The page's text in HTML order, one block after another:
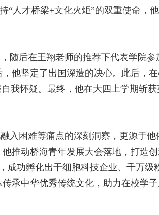
“人才桥梁+文化火炬”的双重使命，
随后在王翔老师的推荐下代表学院参
他坚定了出国深造的决心。此后，
我怀疑。最终，他在大四上学期斩
入困难等痛点的深刻洞察，更源于他
推动桥海青年发展大会落地，打造
成功孵化出干细胞科技企业、千万级
承中华优秀传统文化，助力在校学